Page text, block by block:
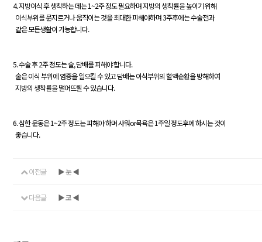
4. 지방이식 후 생착하는 데는 1~2주 정도 필요하며 지방의 생착률을 높이기 위해
이식부위를 문지르거나 움직이는 것을 최대한 피해야하며 3주후에는 수술전과
같은 모든생활이 가능합니다.
5. 수술 후 2주 정도는 술, 담배를 피해야 합니다.
술은 이식 부위에 염증을 일으킬 수 있고 담배는 이식부위의 혈액순환을 방해하여
지방의 생착률을 떨어뜨릴 수 있습니다.
6. 심한 운동은 1~2주 정도는 피해야 하며 샤워or목욕은 1주일 정도후에 하시는 것이
좋습니다.
이전글 ▶ 눈 ◀
다음글 ▶ 코 ◀